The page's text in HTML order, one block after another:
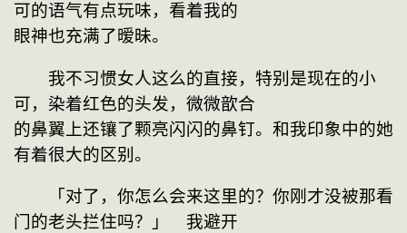
可的语气有点玩味，看着我的
眼神也充满了暧昧。
我不习惯女人这么的直接，特别是现在的小
可，染着红色的头发，微微歆合
的鼻翼上还镶了颗亮闪闪的鼻钉。和我印象中的她
有着很大的区别。
「对了，你怎么会来这里的？你刚才没被那看
门的老头拦住吗？」　我避开